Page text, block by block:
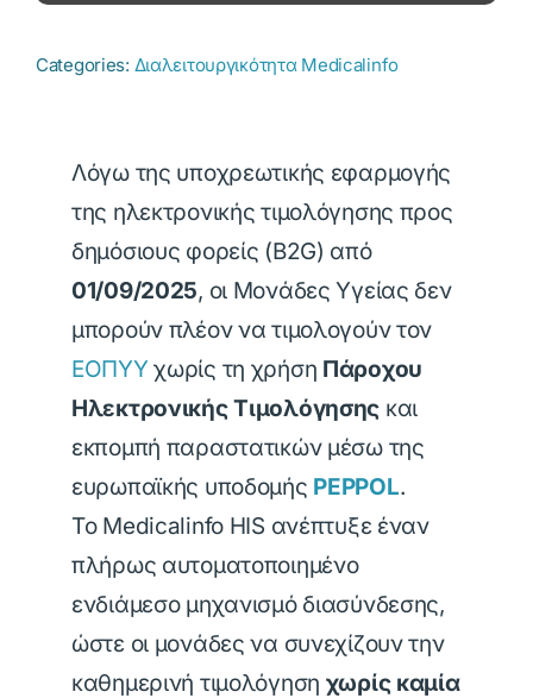
Categories: Διαλειτουργικότητα Medicalinfo
Λόγω της υποχρεωτικής εφαρμογής
της ηλεκτρονικής τιμολόγησης προς
δημόσιους φορείς (B2G) από
01/09/2025, οι Μονάδες Υγείας δεν
μπορούν πλέον να τιμολογούν τον
ΕΟΠΥΥχωρίς τη χρήση Πάροχου
Ηλεκτρονικής Τιμολόγησης και
εκπομπή παραστατικών μέσω της
ευρωπαϊκής υποδομής PEPPOL.
Το Medicalinfo HIS ανέπτυξε έναν
πλήρως αυτοματοποιημένο
ενδιάμεσο μηχανισμό διασύνδεσης,
ώστε οι μονάδες να συνεχίζουν την
καθημερινή τιμολόγηση χωρίς καμία